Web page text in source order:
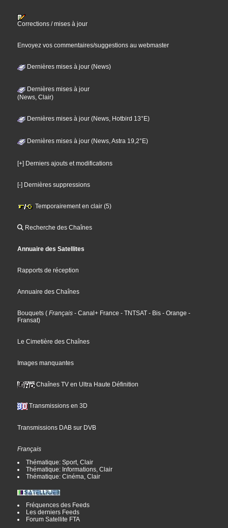
Corrections / mises à jour
Envoyez vos commentaires/suggestions au webmaster
Dernières mises à jour (News)
Dernières mises à jour
(News, Clair)
Dernières mises à jour (News, Hotbird 13°E)
Dernières mises à jour (News, Astra 19,2°E)
[+] Derniers ajouts et modifications
[-] Dernières suppressions
Temporairement en clair (5)
Recherche des Chaînes
Annuaire des Satellites
Rapports de réception
Annuaire des Chaînes
Bouquets ( Français - Canal+ France - TNTSAT - Bis - Orange -
Fransat)
Le Cimetière des Chaînes
Images manquantes
Chaînes TV en Ultra Haute Définition
Transmissions en 3D
Transmissions DAB sur DVB
Français
Thématique: Sport, Clair
Thématique: Informations, Clair
Thématique: Cinéma, Clair
Fréquences des Feeds
Les derniers Feeds
Forum Satellite FTA